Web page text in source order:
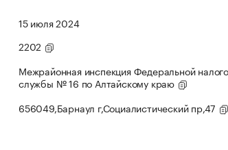
15 июля 2024
2202
Межрайонная инспекция Федеральной
службы № 16 по Алтайскому краю
656049,Барнаул г,Социалистический пр,47